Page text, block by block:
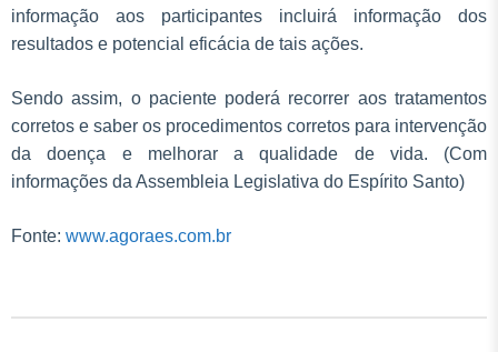
informação aos participantes incluirá informação dos
resultados e potencial eficácia de tais ações.
Sendo assim, o paciente poderá recorrer aos tratamentos
corretos e saber os procedimentos corretos para intervenção
da doença e melhorar a qualidade de vida. (Com
informações da Assembleia Legislativa do Espírito Santo)
Fonte: www.agoraes.com.br